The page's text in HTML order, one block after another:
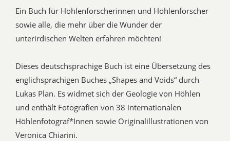
Ein Buch für Höhlenforscherinnen und Höhlenforscher
sowie alle, die mehr über die Wunder der
unterirdischen Welten erfahren möchten!
Dieses deutschsprachige Buch ist eine Übersetzung des
englichsprachigen Buches „Shapes and Voids“ durch
Lukas Plan. Es widmet sich der Geologie von Höhlen
und enthält Fotografien von 38 internationalen
Höhlenfotograf*Innen sowie Originalillustrationen von
Veronica Chiarini.